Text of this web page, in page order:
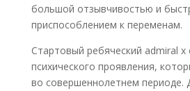
большой отзывчивостью и
приспособлением к переменам.
Стартовый ребяческий admiral
психического проявления,
во совершеннолетнем периоде.